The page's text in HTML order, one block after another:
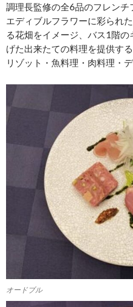
調理長監修の全6品のフレンチ
エディブルフラワーに彩られ
る花畑をイメージ、バス1階
げた出来たての料理を提供す
リゾット・魚料理・肉料理・
オードブル